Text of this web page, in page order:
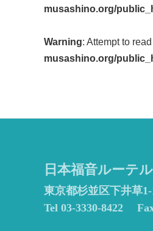
musashino.org/
Warning: Attempt to
musashino.org/
日本福音ルーテル
東京都杉並区下井草1-
Tel 03-3330-8422